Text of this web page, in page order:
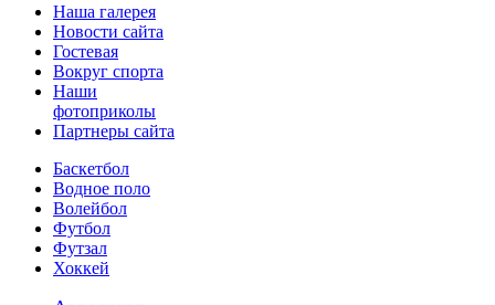
Наша галерея
Новости сайта
Гостевая
Вокруг спорта
Наши
фотоприколы
Партнеры сайта
Баскетбол
Водное поло
Волейбол
Футбол
Футзал
Хоккей